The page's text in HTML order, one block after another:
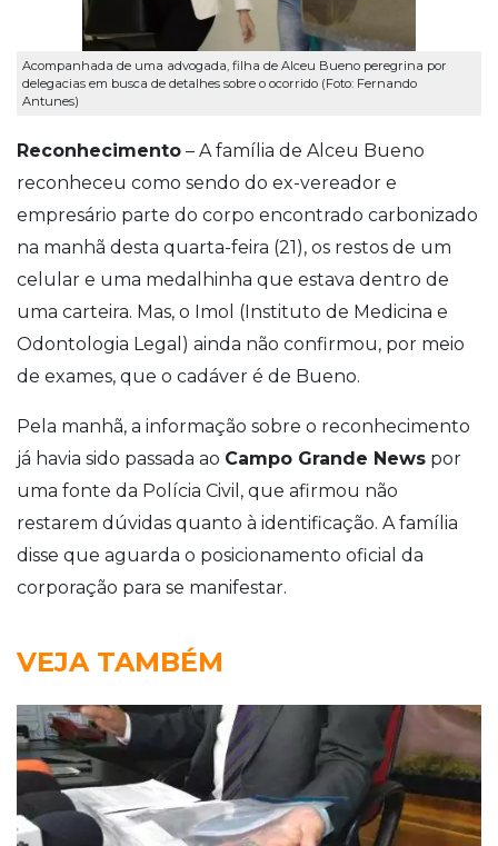
Acompanhada de uma advogada, filha de Alceu Bueno peregrina por
delegacias em busca de detalhes sobre o ocorrido (Foto: Fernando
Antunes)
Reconhecimento – A família de Alceu Bueno
reconheceu como sendo do ex-vereador e
empresário parte do corpo encontrado carbonizado
na manhã desta quarta-feira (21), os restos de um
celular e uma medalhinha que estava dentro de
uma carteira. Mas, o Imol (Instituto de Medicina e
Odontologia Legal) ainda não confirmou, por meio
de exames, que o cadáver é de Bueno.
Pela manhã, a informação sobre o reconhecimento
já havia sido passada ao Campo Grande News por
uma fonte da Polícia Civil, que afirmou não
restarem dúvidas quanto à identificação. A família
disse que aguarda o posicionamento oficial da
corporação para se manifestar.
VEJA TAMBÉM